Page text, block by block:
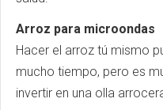
Arroz para microondas
Hacer el arroz tú mismo
mucho tiempo, pero es
invertir en una olla